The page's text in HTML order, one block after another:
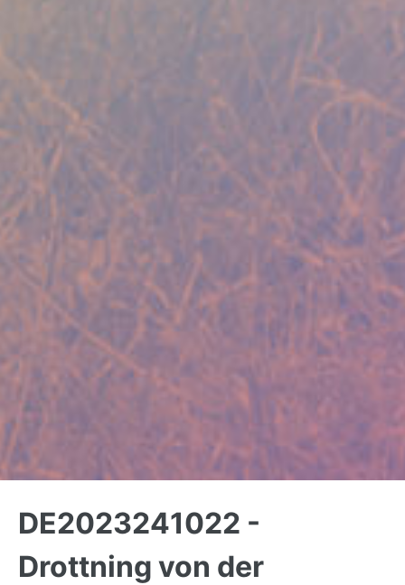
to
top
DE2023241022 -
Drottning von der